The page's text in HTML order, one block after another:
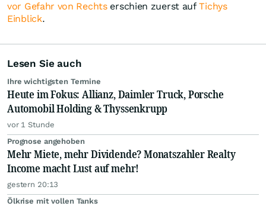
vor Gefahr von Rechtserschien zuerst aufTichys
Einblick.
Lesen Sie auch
Ihre wichtigsten Termine
Heute im Fokus: Allianz, Daimler Truck, Porsche
Automobil Holding & Thyssenkrupp
vor 1 Stunde
Prognose angehoben
Mehr Miete, mehr Dividende? Monatszahler Realty
Income macht Lust auf mehr!
gestern 20:13
Ölkrise mit vollen Tanks